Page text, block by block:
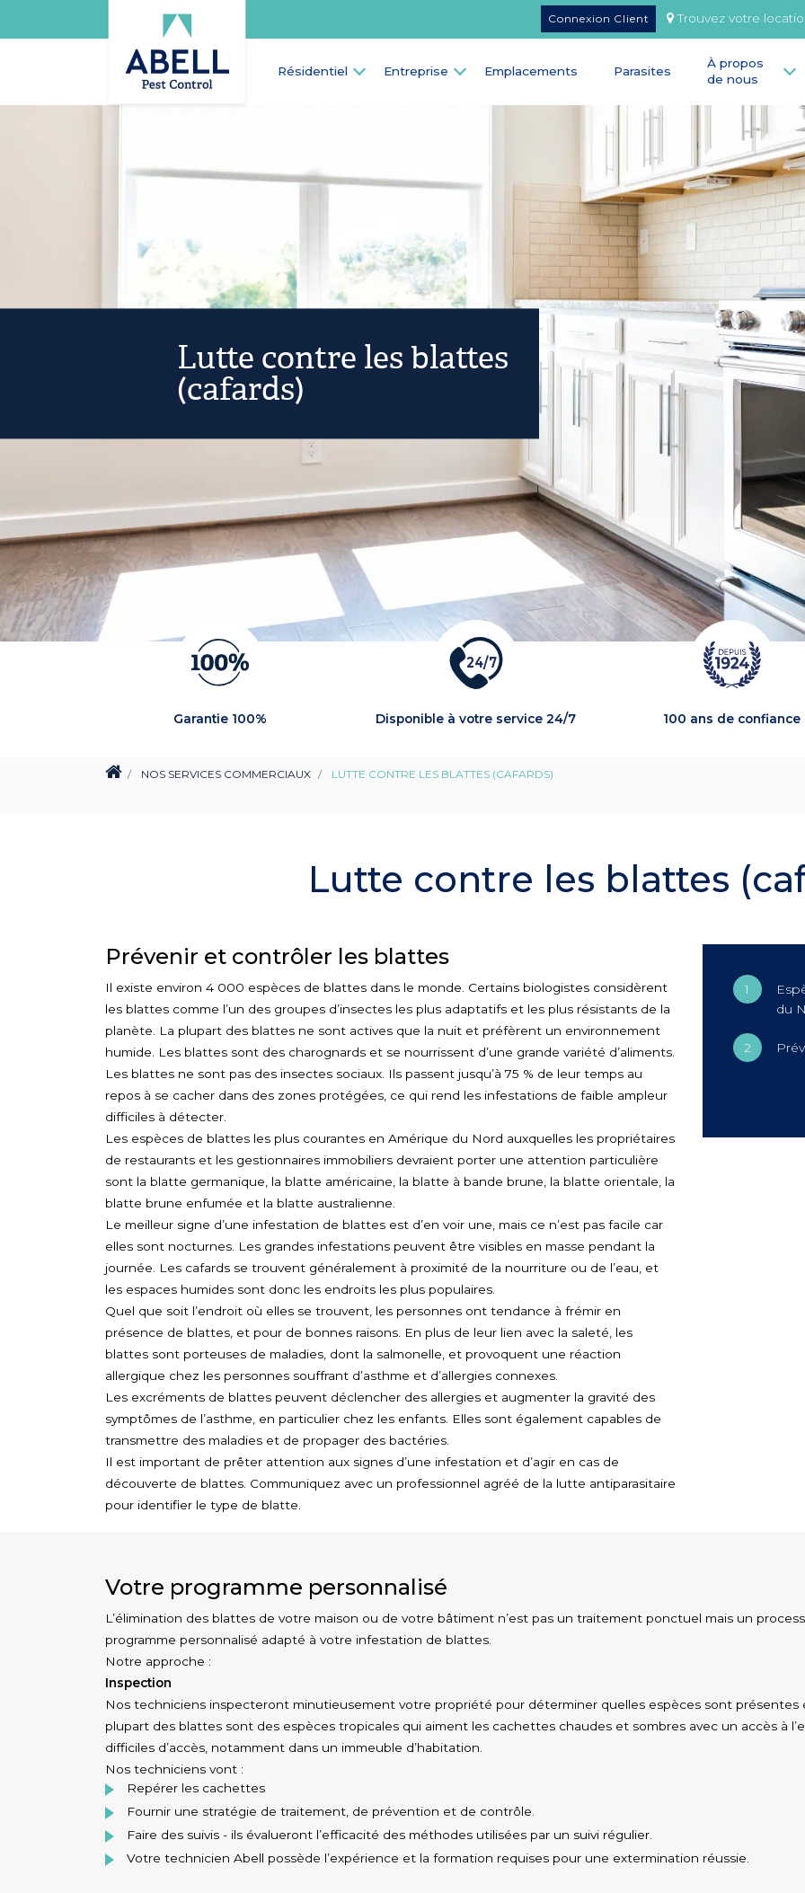
Connexion Client Trouvez votre
Résidentiel Entreprise Emplacements Parasites
À propos
de nous
Lutte contre les blattes
(cafards)
Garantie 100%
24/7
Disponible à votre service 24/7 100 ans de confiance
NOS SERVICES COMMERCIAUX LUTTE CONTRE LES BLATTES (CAFARDS)
Lutte contre les blattes
Prévenir et contrôler les blattes
Il existe environ 4 000 espèces de blattes dans le monde. Certains biologistes considèrent
les blattes comme l’un des groupes d’insectes les plus adaptatifs et les plus résistants de la
planète. La plupart des blattes ne sont actives que la nuit et préfèrent un environnement
humide. Les blattes sont des charognards et se nourrissent d’une grande variété d’aliments.
Les blattes ne sont pas des insectes sociaux. Ils passent jusqu’à 75 % de leur temps au
repos à se cacher dans des zones protégées, ce qui rend les infestations de faible ampleur
difficiles à détecter.
Les espèces de blattes les plus courantes en Amérique du Nord auxquelles les propriétaires
de restaurants et les gestionnaires immobiliers devraient porter une attention particulière
sont la blatte germanique, la blatte américaine, la blatte à bande brune, la blatte orientale, la
blatte brune enfumée et la blatte australienne.
Le meilleur signe d’une infestation de blattes est d’en voir une, mais ce n’est pas facile car
elles sont nocturnes. Les grandes infestations peuvent être visibles en masse pendant la
journée. Les cafards se trouvent généralement à proximité de la nourriture ou de l’eau, et
les espaces humides sont donc les endroits les plus populaires.
Quel que soit l’endroit où elles se trouvent, les personnes ont tendance à frémir en
présence de blattes, et pour de bonnes raisons. En plus de leur lien avec la saleté, les
blattes sont porteuses de maladies, dont la salmonelle, et provoquent une réaction
allergique chez les personnes souffrant d’asthme et d’allergies connexes.
Les excréments de blattes peuvent déclencher des allergies et augmenter la gravité des
symptômes de l’asthme, en particulier chez les enfants. Elles sont également capables de
transmettre des maladies et de propager des bactéries.
Il est important de prêter attention aux signes d’une infestation et d’agir en cas de
découverte de blattes. Communiquez avec un professionnel agréé de la lutte antiparasitaire
pour identifier le type de blatte.
du
Votre programme personnalisé
L’élimination des blattes de votre maison ou de votre bâtiment n’est pas un traitement ponctuel mais un
programme personnalisé adapté à votre infestation de blattes.
Notre approche :
Inspection
Nos techniciens inspecteront minutieusement votre propriété pour déterminer quelles espèces sont présentes
plupart des blattes sont des espèces tropicales qui aiment les cachettes chaudes et sombres avec un accès à
difficiles d’accès, notamment dans un immeuble d’habitation.
Nos techniciens vont :
Repérer les cachettes
Fournir une stratégie de traitement, de prévention et de contrôle.
Faire des suivis - ils évalueront l’efficacité des méthodes utilisées par un suivi régulier.
Votre technicien Abell possède l’expérience et la formation requises pour une extermination réussie.